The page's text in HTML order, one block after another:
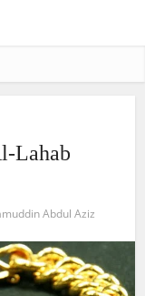
Lahab
Abdul Aziz